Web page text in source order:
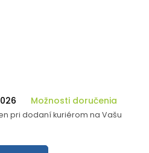
Možnosti doručenia
pri dodaní kuriérom na Vašu